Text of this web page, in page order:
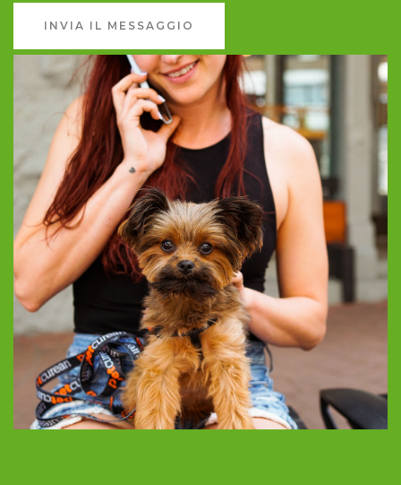
INVIA IL MESSAGGIO